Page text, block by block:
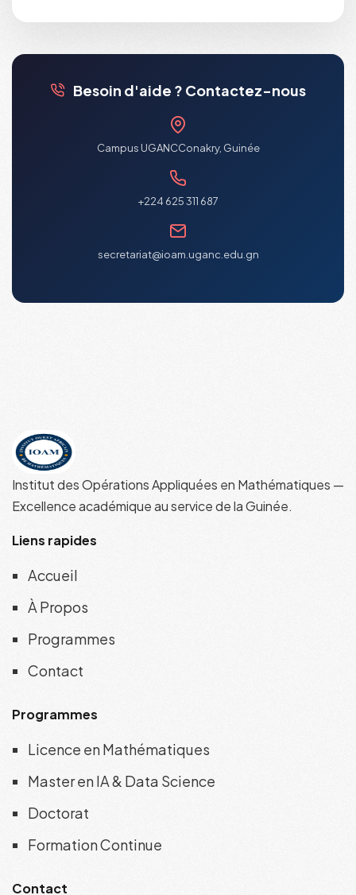
Besoin d'aide ? Contactez-nous
Campus UGANCConakry, Guinée
+224 625 311 687
secretariat@ioam.uganc.edu.gn
Institut des Opérations Appliquées en Mathématiques —
Excellence académique au service de la Guinée.
Liens rapides
Accueil
À Propos
Programmes
Contact
Programmes
Licence en Mathématiques
Master en IA & Data Science
Doctorat
Formation Continue
Contact